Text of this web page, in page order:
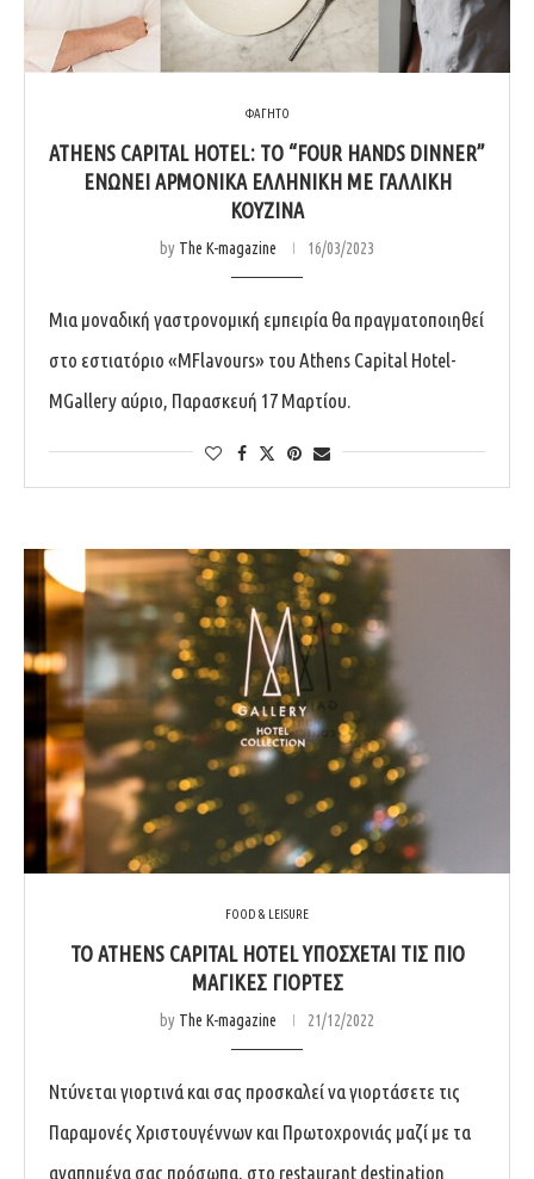
ΦΑΓΗΤΟ
ATHENS CAPITAL HOTEL: ΤΟ “FOUR HANDS DINNER”
ΕΝΩΝΕΙ ΑΡΜΟΝΙΚΑ ΕΛΛΗΝΙΚΗ ΜΕ ΓΑΛΛΙΚΗ
ΚΟΥΖΙΝΑ
by The K-magazine 16/03/2023
Μια μοναδική γαστρονομική εμπειρία θα πραγματοποιηθεί
στο εστιατόριο «MFlavours» του Athens Capital Hotel-
MGallery αύριο, Παρασκευή 17 Μαρτίου.
FOOD & LEISURE
TO ATHENS CAPITAL HOTEL ΥΠΟΣΧΕΤΑΙ ΤΙΣ ΠΙΟ
ΜΑΓΙΚΕΣ ΓΙΟΡΤΕΣ
by The K-magazine 21/12/2022
Ντύνεται γιορτινά και σας προσκαλεί να γιορτάσετε τις
Παραμονές Χριστουγέννων και Πρωτοχρονιάς μαζί με τα
αγαπημένα σας πρόσωπα, στο restaurant destination